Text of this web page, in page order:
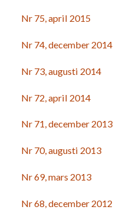
Nr 75, april 2015
Nr 74, december 2014
Nr 73, augusti 2014
Nr 72, april 2014
Nr 71, december 2013
Nr 70, augusti 2013
Nr 69, mars 2013
Nr 68, december 2012